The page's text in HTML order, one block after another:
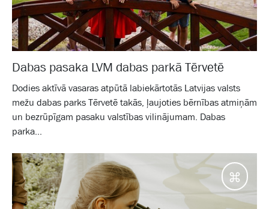
Dabas pasaka LVM dabas parkā Tērvetē
Dodies aktīvā vasaras atpūtā labiekārtotās Latvijas valsts
mežu dabas parks Tērvetē takās, ļaujoties bērnības atmiņām
un bezrūpīgam pasaku valstības vilinājumam. Dabas
parka...